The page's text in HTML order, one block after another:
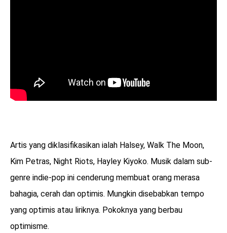
Artis yang diklasifikasikan ialah Halsey, Walk The Moon,
Kim Petras, Night Riots, Hayley Kiyoko. Musik dalam sub-
genre indie-pop ini cenderung membuat orang merasa
bahagia, cerah dan optimis. Mungkin disebabkan tempo
yang optimis atau liriknya. Pokoknya yang berbau
optimisme.